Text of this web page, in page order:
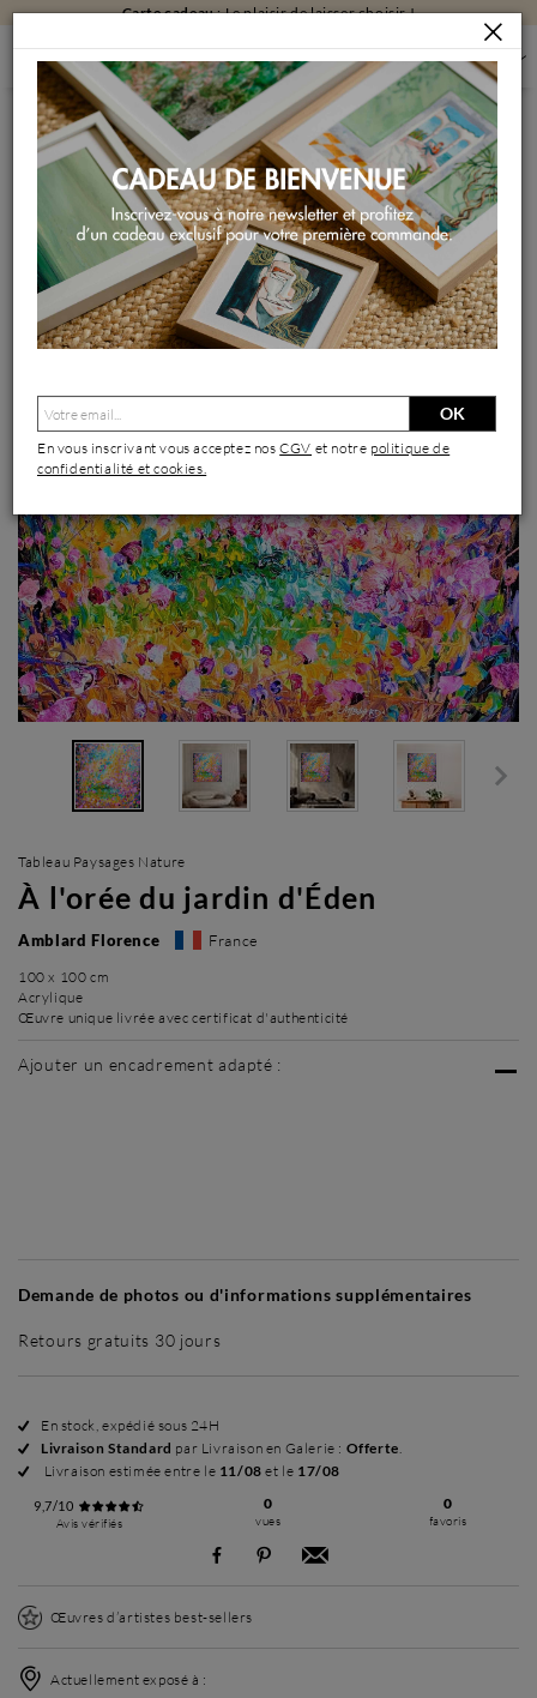
Carte cadeau: Le plaisir de laisser choisir !
PEINTURES PEINTURES PAR FORMAT
PEINTURES GRAND FORMAT
À L'ORÉE DU JARDIN D'ÉDEN
Peinture À l'orée du jardin d'Éden par Amblard Florence |
Tableau Paysages Nature Acrylique
Tableau Paysages Nature
À l'orée du jardin d'Éden
Amblard Florence France
100 x 100 cm
Acrylique
Œuvre unique livrée avec certificat d'authenticité
Ajouter un encadrement adapté :
Demande de photos ou d'informations supplémentaires
Retours gratuits 30 jours
En stock, expédié sous 24H
Livraison Standard par Livraison en Galerie : Offerte.
Livraison estimée entre le 11/08 et le 17/08
9,7/10
Avis vérifiés
0
vues
0
favoris
Œuvres d’artistes best-sellers
Actuellement exposé à :
OK
En vous inscrivant vous acceptez nosCGV et notre politique de
confidentialité et cookies.